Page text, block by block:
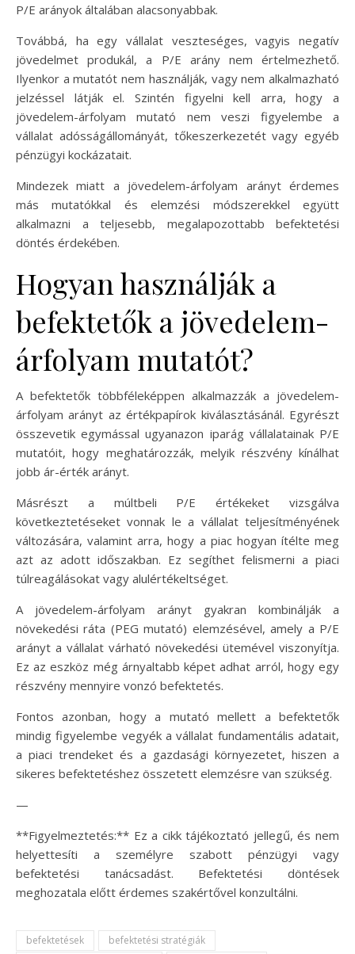
P/E arányok általában alacsonyabbak.
Továbbá, ha egy vállalat veszteséges, vagyis negatív
jövedelmet produkál, a P/E arány nem értelmezhető.
Ilyenkor a mutatót nem használják, vagy nem alkalmazható
jelzéssel látják el. Szintén figyelni kell arra, hogy a
jövedelem-árfolyam mutató nem veszi figyelembe a
vállalat adósságállományát, tőkeszerkezetét vagy egyéb
pénzügyi kockázatait.
Mindezek miatt a jövedelem-árfolyam arányt érdemes
más mutatókkal és elemzési módszerekkel együtt
alkalmazni a teljesebb, megalapozottabb befektetési
döntés érdekében.
Hogyan használják a
befektetők a jövedelem-
árfolyam mutatót?
A befektetők többféleképpen alkalmazzák a jövedelem-
árfolyam arányt az értékpapírok kiválasztásánál. Egyrészt
összevetik egymással ugyanazon iparág vállalatainak P/E
mutatóit, hogy meghatározzák, melyik részvény kínálhat
jobb ár-érték arányt.
Másrészt a múltbeli P/E értékeket vizsgálva
következtetéseket vonnak le a vállalat teljesítményének
változására, valamint arra, hogy a piac hogyan ítélte meg
azt az adott időszakban. Ez segíthet felismerni a piaci
túlreagálásokat vagy alulértékeltséget.
A jövedelem-árfolyam arányt gyakran kombinálják a
növekedési ráta (PEG mutató) elemzésével, amely a P/E
arányt a vállalat várható növekedési ütemével viszonyítja.
Ez az eszköz még árnyaltabb képet adhat arról, hogy egy
részvény mennyire vonzó befektetés.
Fontos azonban, hogy a mutató mellett a befektetők
mindig figyelembe vegyék a vállalat fundamentális adatait,
a piaci trendeket és a gazdasági környezetet, hiszen a
sikeres befektetéshez összetett elemzésre van szükség.
—
**Figyelmeztetés:** Ez a cikk tájékoztató jellegű, és nem
helyettesíti a személyre szabott pénzügyi vagy
befektetési tanácsadást. Befektetési döntések
meghozatala előtt érdemes szakértővel konzultálni.
befektetések
befektetési stratégiák